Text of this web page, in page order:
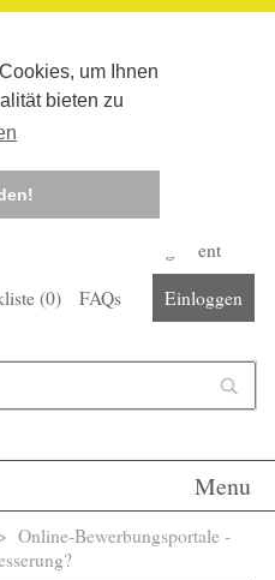
um Ihnen
bieten zu
Corona-Management
(0) FAQs Einloggen
Menu
Online-Bewerbungsportale -